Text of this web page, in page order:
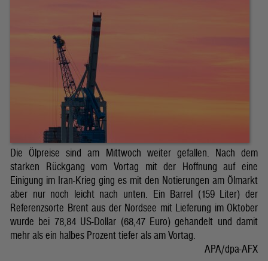
Die Ölpreise sind am Mittwoch weiter gefallen. Nach dem
starken Rückgang vom Vortag mit der Hoffnung auf eine
Einigung im Iran-Krieg ging es mit den Notierungen am Ölmarkt
aber nur noch leicht nach unten. Ein Barrel (159 Liter) der
Referenzsorte Brent aus der Nordsee mit Lieferung im Oktober
wurde bei 78,84 US-Dollar (68,47 Euro) gehandelt und damit
mehr als ein halbes Prozent tiefer als am Vortag.
APA/dpa-AFX